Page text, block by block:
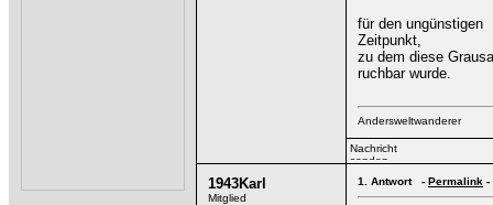
für den ungünstigen
Zeitpunkt,
zu dem diese
ruchbar wurde.
Andersweltwanderer
1943Karl
Mitglied
1. Antwort - Permalink -